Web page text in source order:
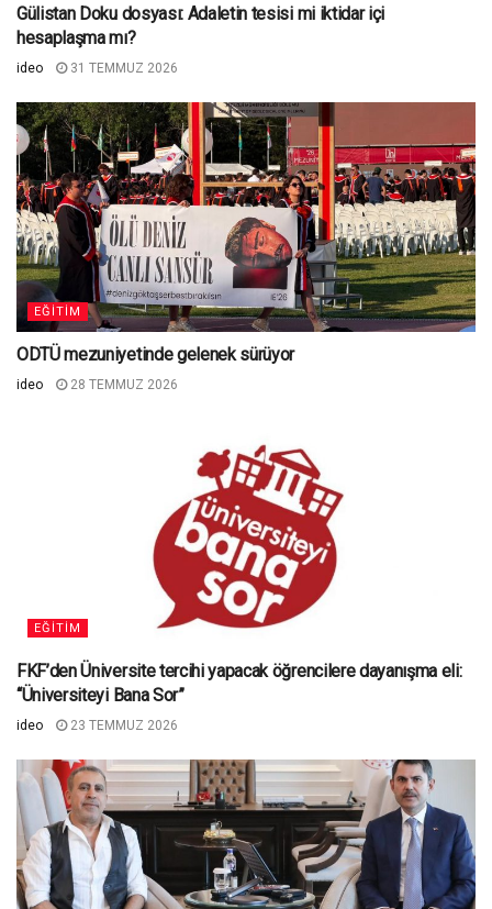
Gülistan Doku dosyası: Adaletin tesisi mi iktidar içi
hesaplaşma mı?
ideo 31 TEMMUZ 2026
EĞITIM
ODTÜ mezuniyetinde gelenek sürüyor
ideo 28 TEMMUZ 2026
EĞITIM
FKF’den Üniversite tercihi yapacak öğrencilere dayanışma eli:
“Üniversiteyi Bana Sor”
ideo 23 TEMMUZ 2026